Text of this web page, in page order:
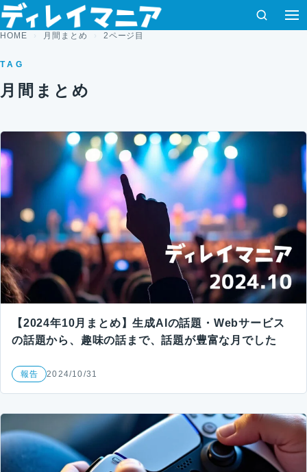
コンテンツへスキップ
検索
HOME 月間まとめ 2ページ目
TAG
月間まとめ
【2024年10月まとめ】生成AIの話題・Webサービス
の話題から、趣味の話まで、話題が豊富な月でした
報告 2024/10/31